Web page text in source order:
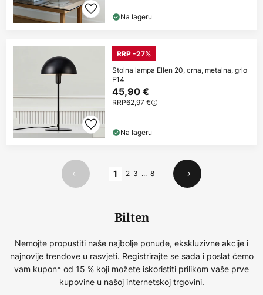
Na lageru
RRP -27%
Stolna lampa Ellen 20, crna, metalna, grlo
E14
45,90 €
RRP62,97 €
Na lageru
Prethodno
1 2 3 ... 8
Sljedeći
Bilten
Nemojte propustiti naše najbolje ponude, ekskluzivne akcije i
najnovije trendove u rasvjeti. Registrirajte se sada i poslat ćemo
vam kupon* od 15 % koji možete iskoristiti prilikom vaše prve
kupovine u našoj internetskoj trgovini.